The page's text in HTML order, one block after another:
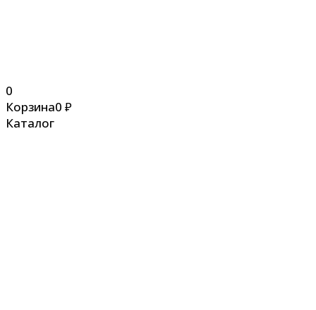
0
Корзина0 ₽
Каталог